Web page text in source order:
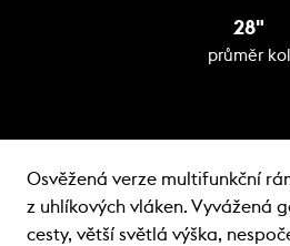
28"
průměr kol
Osvěžená verze multifunkční
z uhlíkových vláken. Vyvážená
cesty, větší světlá výška,